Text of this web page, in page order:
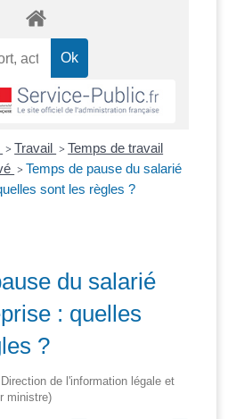
> Travail > Temps de travail
> Temps de pause du salarié
sont les règles ?
du salarié
: quelles
?
de l'information légale et
ministre)